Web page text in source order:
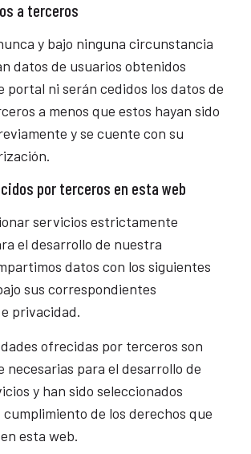
a terceros
y bajo ninguna circunstancia
datos de usuarios obtenidos
portal ni serán cedidos los datos de
a menos que estos hayan sido
y se cuente con su
por terceros en esta web
servicios estrictamente
el desarrollo de nuestra
datos con los siguientes
sus correspondientes
privacidad.
ofrecidas por terceros son
para el desarrollo de
y han sido seleccionados
de los derechos que
esta web.